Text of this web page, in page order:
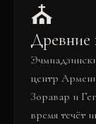
⛪
Древние
центр
Зоравар и
время течёт